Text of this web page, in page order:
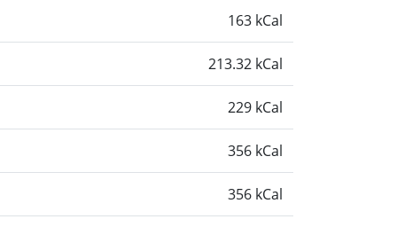
163 kCal
213.32 kCal
229 kCal
356 kCal
356 kCal